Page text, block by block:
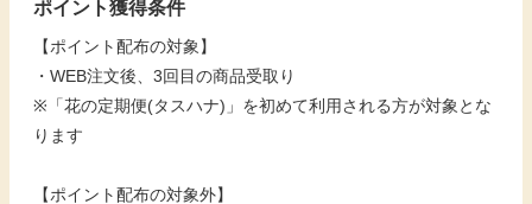
ポイント獲得条件
【ポイント配布の対象】
・WEB注文後、3回目の商品受取り
※「花の定期便(タスハナ)」を初めて利用される方が対象とな
ります
【ポイント配布の対象外】